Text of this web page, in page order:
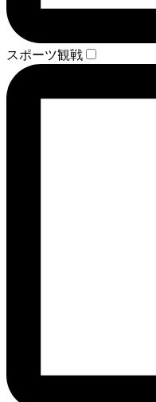
スポーツ観戦